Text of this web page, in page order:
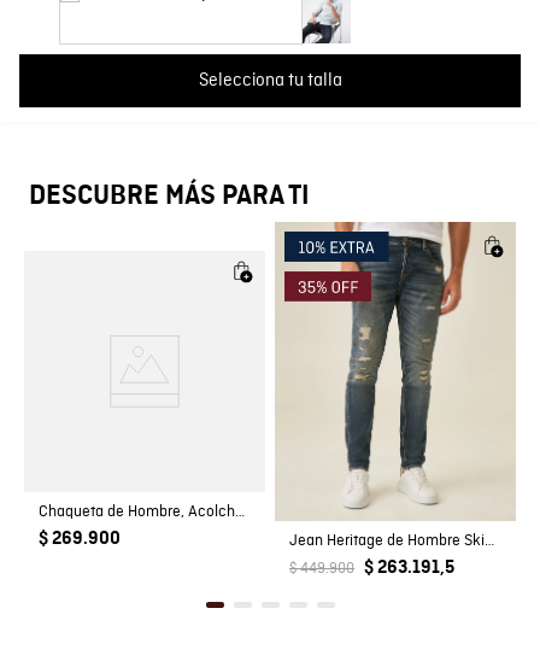
Selecciona tu talla
País de Fabricación Hecho en Colombia
DESCUBRE MÁS PARA TI
Chaqueta de Hombre, Acolchada - TOGS
$ 269.900 Jean Heritage de Hombre Skinny Fit Tiro Bajo Lavado Oscuro en Mezcla de Algodón Rider
$ 449.900 $ 263.191,5